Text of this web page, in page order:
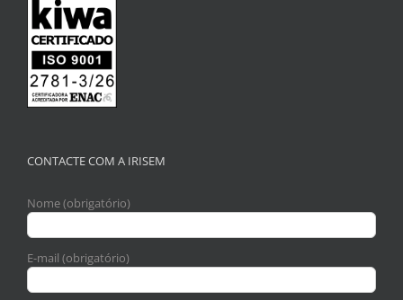
CONTACTE COM A IRISEM
Nome (obrigatório)
E-mail (obrigatório)